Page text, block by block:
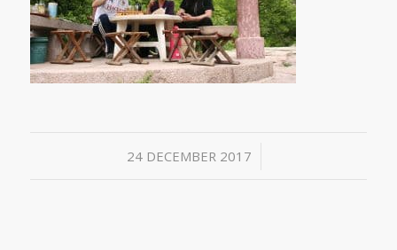
24 DECEMBER 2017
/